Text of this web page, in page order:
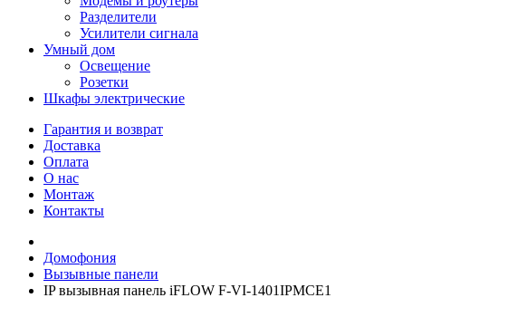
Разделители
Усилители сигнала
Умный дом
Освещение
Розетки
Шкафы электрические
Гарантия и возврат
Доставка
Оплата
О нас
Монтаж
Контакты
Домофония
Вызывные панели
IP вызывная панель iFLOW F-VI-1401IPMCE1